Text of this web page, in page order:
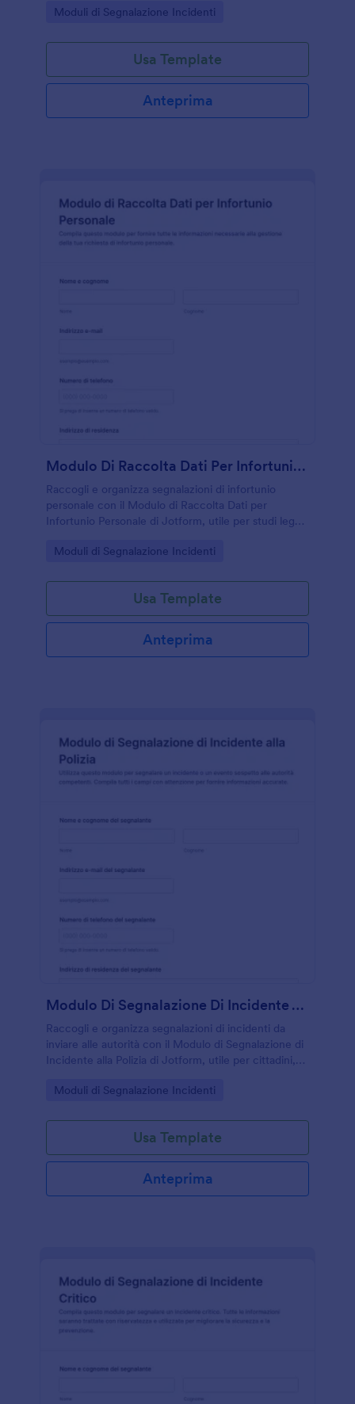
Go to Category:
Moduli di Segnalazione Incidenti
Usa Template
Anteprima
Modulo Di Raccolta Dati Per Infortunio Personale
Raccogli e organizza segnalazioni di infortunio
personale con il Modulo di Raccolta Dati per
Infortunio Personale di Jotform, utile per studi legali,
documentazione online.
Go to Category:
Moduli di Segnalazione Incidenti
Usa Template
Anteprima
Modulo Di Segnalazione Di Incidente Alla Polizia
Raccogli e organizza segnalazioni di incidenti da
inviare alle autorità con il Modulo di Segnalazione di
Incidente alla Polizia di Jotform, utile per cittadini,
dati in modo chiaro.
Go to Category:
Moduli di Segnalazione Incidenti
Usa Template
Anteprima